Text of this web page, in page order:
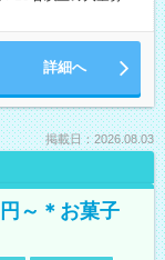
詳細へ
掲載日：2026.08.03
～＊お菓子